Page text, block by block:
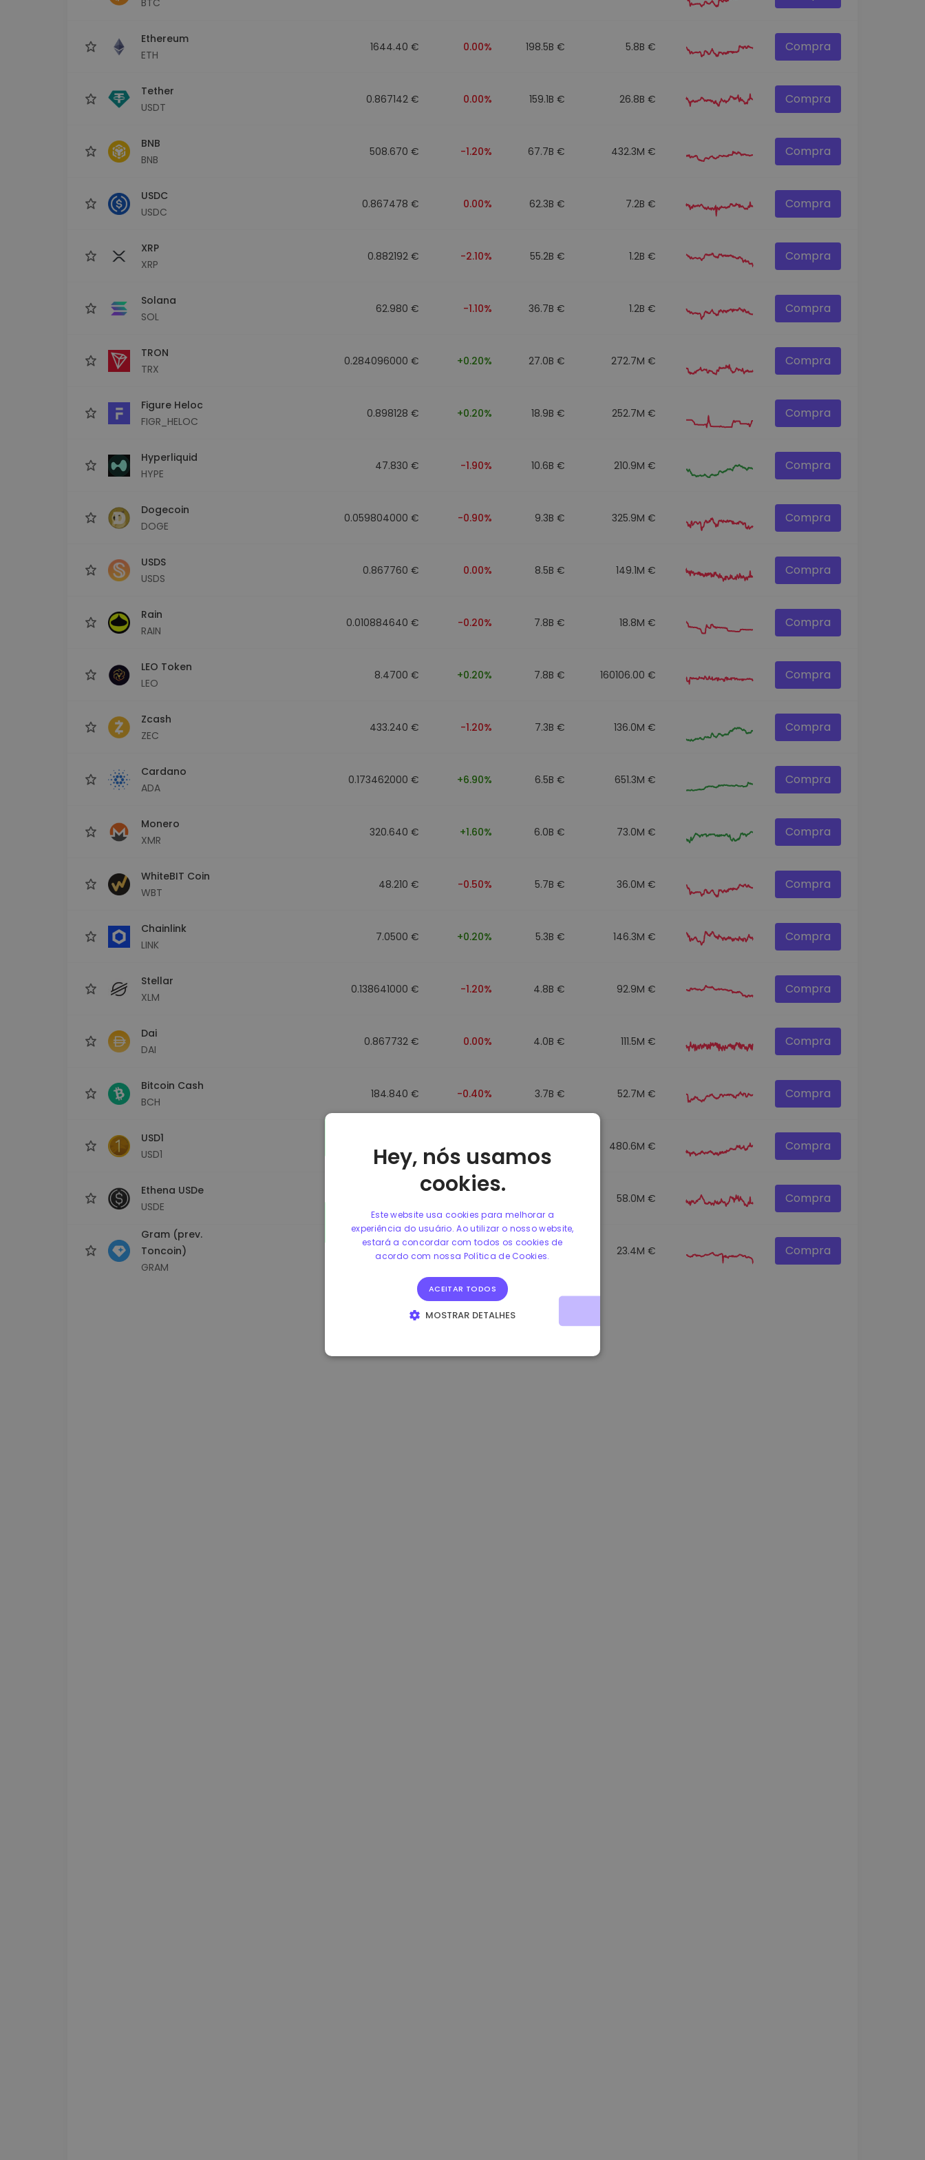
Ethereum
ETH
1644.40 € 0.00% 198.5B € 5.8B € Compra
Tether
USDT
0.867142 € 0.00% 159.1B € 26.8B € Compra
BNB
BNB
508.670 € -1.20% 67.7B € 432.3M € Compra
USDC
USDC
0.867478 € 0.00% 62.3B € 7.2B € Compra
XRP
XRP
0.882192 € -2.10% 55.2B € 1.2B € Compra
Solana
SOL
62.980 € -1.10% 36.7B € 1.2B € Compra
TRON
TRX
0.284096000 € +0.20% 27.0B € 272.7M € Compra
Figure Heloc
FIGR_HELOC
0.898128 € +0.20% 18.9B € 252.7M € Compra
Hyperliquid
HYPE
47.830 € -1.90% 10.6B € 210.9M € Compra
Dogecoin
DOGE
0.059804000 € -0.90% 9.3B € 325.9M € Compra
USDS
USDS
0.867760 € 0.00% 8.5B € 149.1M € Compra
Rain
RAIN
0.010884640 € -0.20% 7.8B € 18.8M € Compra
LEO Token
LEO
8.4700 € +0.20% 7.8B € 160106.00 € Compra
Zcash
ZEC
433.240 € -1.20% 7.3B € 136.0M € Compra
Cardano
ADA
0.173462000 € +6.90% 6.5B € 651.3M € Compra
Monero
XMR
320.640 € +1.60% 6.0B € 73.0M € Compra
WhiteBIT Coin
WBT
48.210 € -0.50% 5.7B € 36.0M € Compra
Chainlink
LINK
7.0500 € +0.20% 5.3B € 146.3M € Compra
Stellar
XLM
0.138641000 € -1.20% 4.8B € 92.9M € Compra
Dai
DAI
0.867732 € 0.00% 4.0B € 111.5M € Compra
Bitcoin Cash
BCH
184.840 € -0.40% 3.7B € 52.7M € Compra
USD1
USD1
480.6M € Compra
Ethena USDe
USDE
58.0M € Compra
Gram (prev.
Toncoin)
GRAM
1.160000 € -4.10% 3.2B € 23.4M € Compra
Hey, nós usamos
cookies.
Este website usa cookies para melhorar a
experiência do usuário. Ao utilizar o nosso website,
estará a concordar com todos os cookies de
acordo com nossa Política de Cookies.
ACEITAR TODOS
MOSTRAR DETALHES